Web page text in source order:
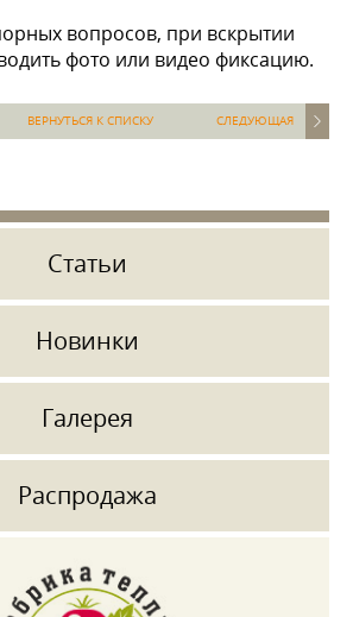
Статьи
Новинки
Галерея
Распродажа
вопросов, при вскрытии
фото или видео фиксацию.
ВЕРНУТЬСЯ К СПИСКУ СЛЕДУЮЩАЯ